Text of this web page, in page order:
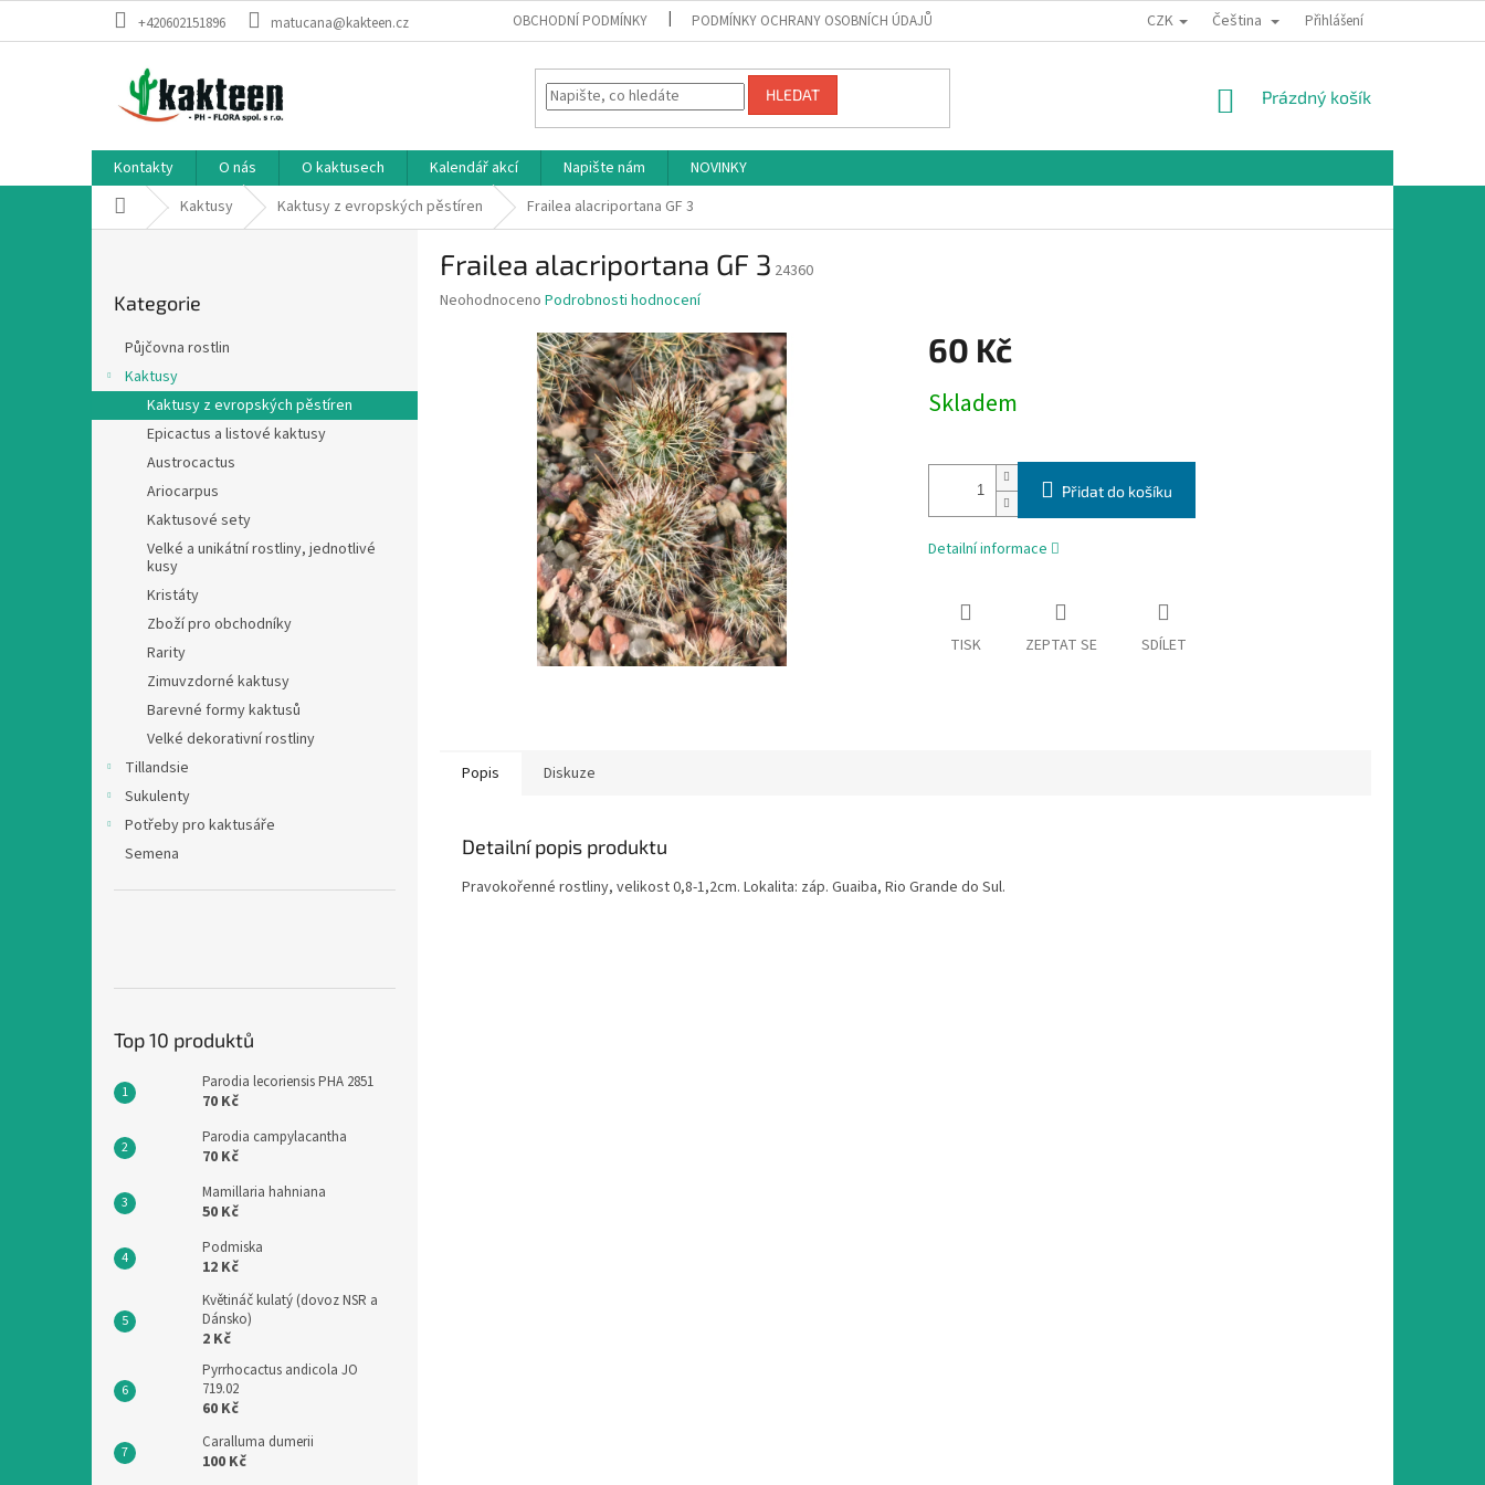
+420602151896 matucana@kakteen.cz OBCHODNÍ PODMÍNKY PODMÍNKY OCHRANY OSOBNÍCH ÚDAJŮ CZK Čeština Přihlášení
HLEDAT
NÁKUPNÍ
Prázdný košík
Kontakty O nás O kaktusech Kalendář akcí Napište nám
NOVINKY
Domů Kaktusy Kaktusy z evropských pěstíren Frailea alacriportana GF 3
n
kategorie
Kategorie
Půjčovna rostlin
Kaktusy
Kaktusy z evropských pěstíren
Epicactus a listové kaktusy
Austrocactus
Ariocarpus
Kaktusové sety
Velké a unikátní rostliny, jednotlivé
kusy
Kristáty
Zboží pro obchodníky
Rarity
Zimuvzdorné kaktusy
Barevné formy kaktusů
Velké dekorativní rostliny
Tillandsie
Sukulenty
Potřeby pro kaktusáře
Semena
Top 10 produktů
Parodia lecoriensis PHA 2851
70 Kč
Parodia campylacantha
70 Kč
Mamillaria hahniana
50 Kč
Podmiska
12 Kč
Květináč kulatý (dovoz NSR a
Dánsko)
2 Kč
Pyrrhocactus andicola JO
719.02
60 Kč
Caralluma dumerii
100 Kč
Frailea alacriportana GF 3 24360
Průměrné
Neohodnoceno Podrobnosti hodnocení
60 Kč
cena:
Skladem
Přidat do košíku
Detailní informace
TISK ZEPTAT SE SDÍLET
Popis Diskuze
Detailní popis produktu
Pravokořenné rostliny, velikost 0,8-1,2cm. Lokalita: záp. Guaiba, Rio Grande do Sul.